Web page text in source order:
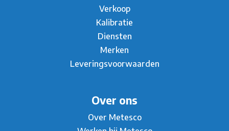
Verkoop
Kalibratie
Diensten
Merken
Leveringsvoorwaarden
Over ons
Over Metesco